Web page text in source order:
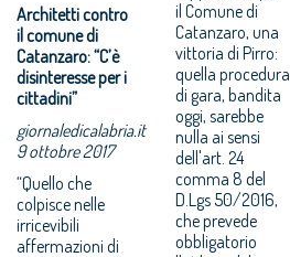
Architetti contro
il comune di
Catanzaro: “C’è
disinteresse per i
cittadini”
giornaledicalabria.it
9 ottobre 2017
“Quello che
colpisce nelle
irricevibili
affermazioni di
il Comune di
Catanzaro, una
vittoria di Pirro:
quella procedura
di gara, bandita
oggi, sarebbe
nulla ai sensi
dell'art. 24
comma 8 del
D.Lgs 50/2016,
che prevede
obbligatorio